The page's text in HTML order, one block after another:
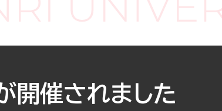
開催されました